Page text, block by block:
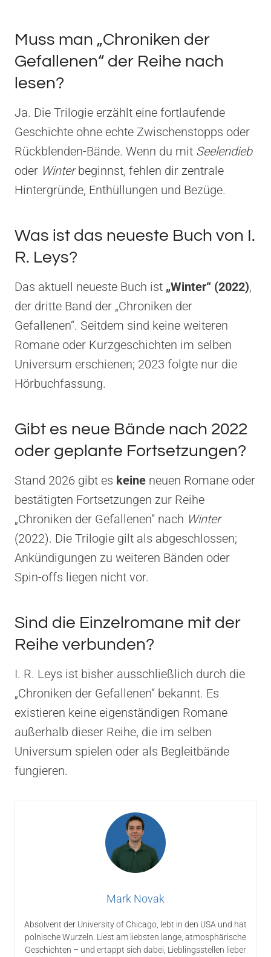
Muss man „Chroniken der
Gefallenen“ der Reihe nach
lesen?
Ja. Die Trilogie erzählt eine fortlaufende
Geschichte ohne echte Zwischenstopps oder
Rückblenden-Bände. Wenn du mit Seelendieb
oder Winterbeginnst, fehlen dir zentrale
Hintergründe, Enthüllungen und Bezüge.
Was ist das neueste Buch von I.
R. Leys?
Das aktuell neueste Buch ist „Winter“ (2022),
der dritte Band der „Chroniken der
Gefallenen“. Seitdem sind keine weiteren
Romane oder Kurzgeschichten im selben
Universum erschienen; 2023 folgte nur die
Hörbuchfassung.
Gibt es neue Bände nach 2022
oder geplante Fortsetzungen?
Stand 2026 gibt es keine neuen Romane oder
bestätigten Fortsetzungen zur Reihe
„Chroniken der Gefallenen“ nach Winter
(2022). Die Trilogie gilt als abgeschlossen;
Ankündigungen zu weiteren Bänden oder
Spin-offs liegen nicht vor.
Sind die Einzelromane mit der
Reihe verbunden?
I. R. Leys ist bisher ausschließlich durch die
„Chroniken der Gefallenen“ bekannt. Es
existieren keine eigenständigen Romane
außerhalb dieser Reihe, die im selben
Universum spielen oder als Begleitbände
fungieren.
Mark Novak
Absolvent der University of Chicago, lebt in den USA und hat
polnische Wurzeln. Liest am liebsten lange, atmosphärische
Geschichten – und ertappt sich dabei, Lieblingsstellen lieber